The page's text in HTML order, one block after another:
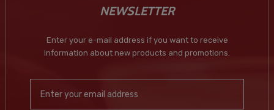
NEWSLETTER
Enter your e-mail address if you want to receive
information about new products and promotions.